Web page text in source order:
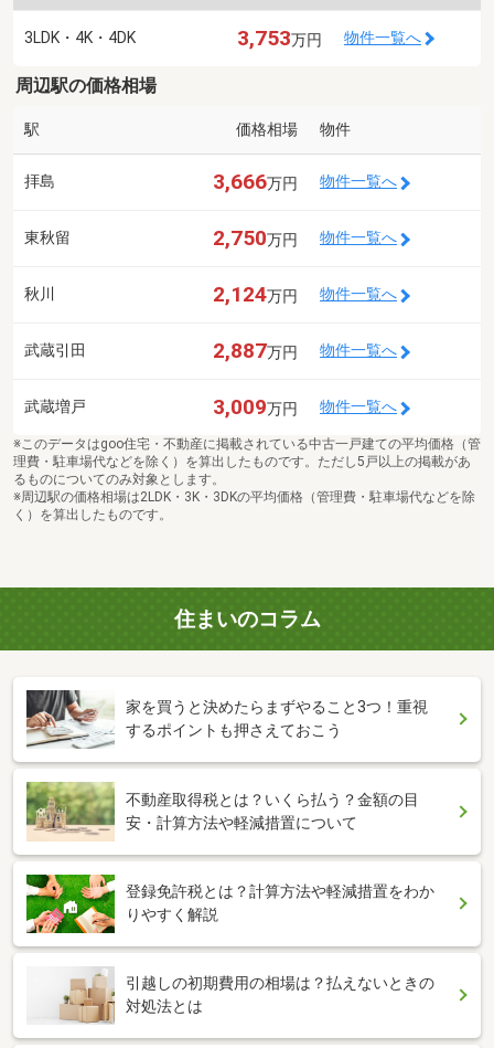
3LDK・4K・4DK 3,753万円 物件一覧へ
周辺駅の価格相場
駅 価格相場 物件
拝島 3,666万円 物件一覧へ
東秋留 2,750万円 物件一覧へ
秋川 2,124万円 物件一覧へ
武蔵引田 2,887万円 物件一覧へ
武蔵増戸 3,009万円 物件一覧へ
※このデータはgoo住宅・不動産に掲載されている中古一戸建ての平均価格（管
理費・駐車場代などを除く）を算出したものです。ただし5戸以上の掲載があ
るものについてのみ対象とします。
※周辺駅の価格相場は2LDK・3K・3DKの平均価格（管理費・駐車場代などを除
く）を算出したものです。
住まいのコラム
家を買うと決めたらまずやること3つ！重視
するポイントも押さえておこう
不動産取得税とは？いくら払う？金額の目
安・計算方法や軽減措置について
登録免許税とは？計算方法や軽減措置をわか
りやすく解説
引越しの初期費用の相場は？払えないときの
対処法とは